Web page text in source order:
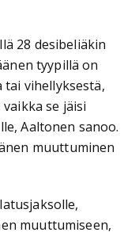
28 desibeliäkin
tyypillä on
tai vihellyksestä,
se jäisi
Aaltonen sanoo.
muuttuminen
muuttumiseen,